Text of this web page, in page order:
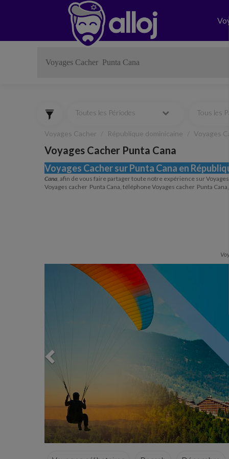
Toutes les Périodes Tous les
Voyages Cacher République dominicaine Voyages
Voyages Cacher Punta Cana
Voyages Cacher sur Punta Cana en
Cana, afin de vous faire partager toute notre expérience sur
Voyages cacher Punta Cana, téléphone Voyages cacher Punta
Previous